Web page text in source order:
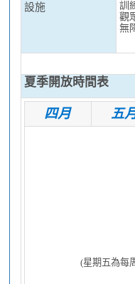
設施
訓
觀
無
夏季開放時間表
四月 五
(星期五為每